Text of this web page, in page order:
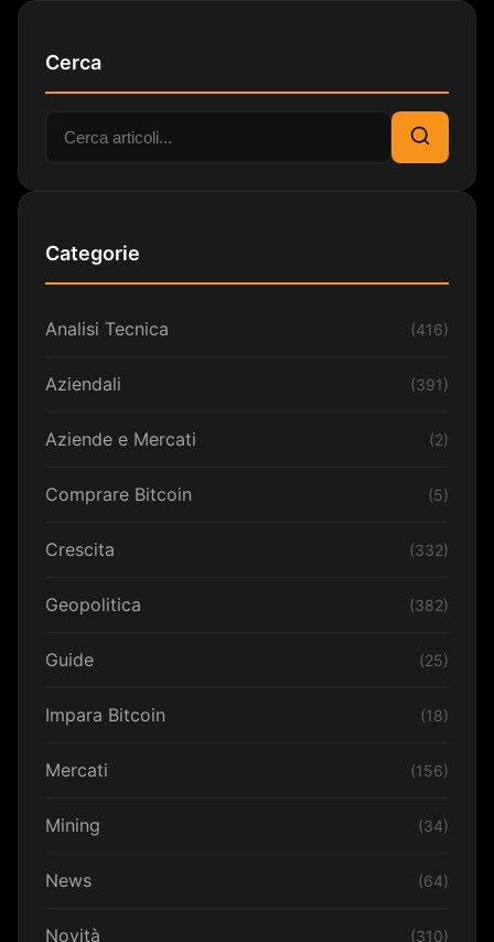
Cerca
Cerca:
Cerca
Categorie
Analisi Tecnica (416)
Aziendali (391)
Aziende e Mercati (2)
Comprare Bitcoin (5)
Crescita (332)
Geopolitica (382)
Guide (25)
Impara Bitcoin (18)
Mercati (156)
Mining (34)
News (64)
Novità (310)